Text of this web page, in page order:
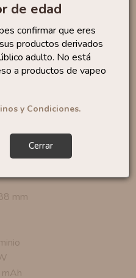
de edad
confirmar que eres
productos derivados
adulto. No está
a productos de vapeo
y Condiciones.
Cerrar
0,7 ohm.
led indicadorque nos
el nivel de batería:
en la zona inferior un
en muy poco
mm